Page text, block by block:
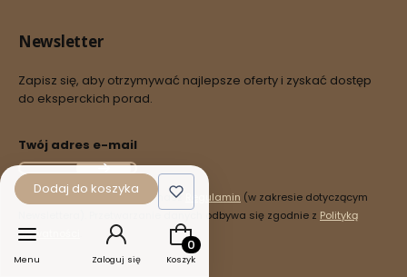
Newsletter
Zapisz się, aby otrzymywać najlepsze oferty i zyskać dostęp
do eksperckich porad.
Twój adres e-mail
Zapisując się, akceptujesz nasz Regulamin (w zakresie dotyczącym
Newslettera). Przetwarzanie danych odbywa się zgodnie z Polityką
prywatności
Dodaj do koszyka
Menu Zaloguj się
Produkty w koszyku: 0. Zobacz
Koszyk